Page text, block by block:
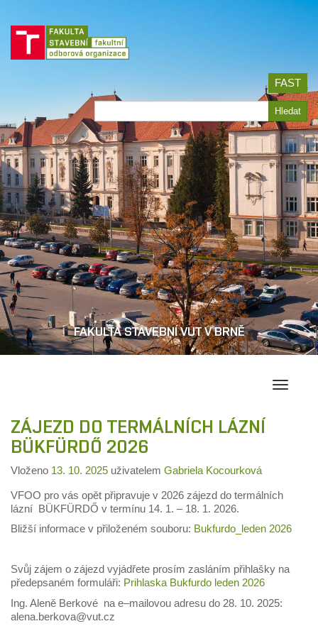
FAKULTA STAVEBNÍ VUT V BRNĚ
Jít
na
obsah
FAST
Hledat
ZÁJEZD DO TERMÁLNÍCH LÁZNÍ
BÜKFÜRDŐ 2026
Vloženo 13. 10. 2025 uživatelem Gabriela Kocourková
VFOO pro vás opět připravuje v 2026 zájezd do termálních
lázní BÜKFÜRDŐ v termínu 14. 1. – 18. 1. 2026.
Bližší informace v přiloženém souboru: Bukfurdo_leden 2026
Svůj zájem o zájezd vyjádřete prosím zasláním přihlašky na
předepsaném formuláři: Prihlaska Bukfurdo leden 2026
Ing. Aleně Berkové na e–mailovou adresu do 28. 10. 2025:
alena.berkova@vut.cz